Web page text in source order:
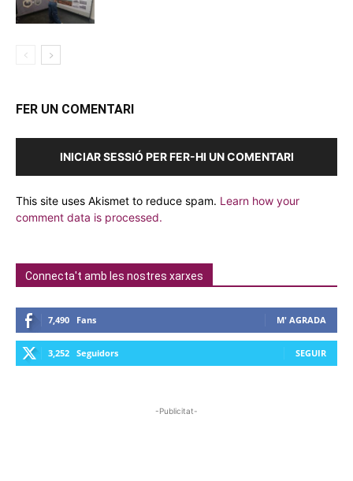
FER UN COMENTARI
INICIAR SESSIÓ PER FER-HI UN COMENTARI
This site uses Akismet to reduce spam. Learn how your
comment data is processed.
Connecta't amb les nostres xarxes
7,490 Fans M' AGRADA
3,252 Seguidors SEGUIR
-Publicitat-